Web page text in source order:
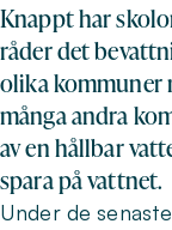
Knappt har
råder det
olika kommuner
många andra
av en hållbar
spara på vattnet.
Under de